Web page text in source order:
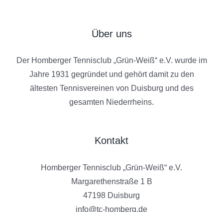
Über uns
Der Homberger Tennisclub „Grün-Weiß“ e.V. wurde im
Jahre 1931 gegründet und gehört damit zu den
ältesten Tennisvereinen von Duisburg und des
gesamten Niederrheins.
Kontakt
Homberger Tennisclub „Grün-Weiß“ e.V.
Margarethenstraße 1 B
47198 Duisburg
info@tc-homberg.de